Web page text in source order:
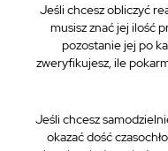
Jeśli chcesz obliczyć
musisz znać jej ilość
pozostanie jej po
zweryfikujesz, ile
Jeśli chcesz
okazać dość